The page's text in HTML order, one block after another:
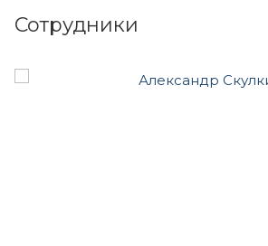
Сотрудники